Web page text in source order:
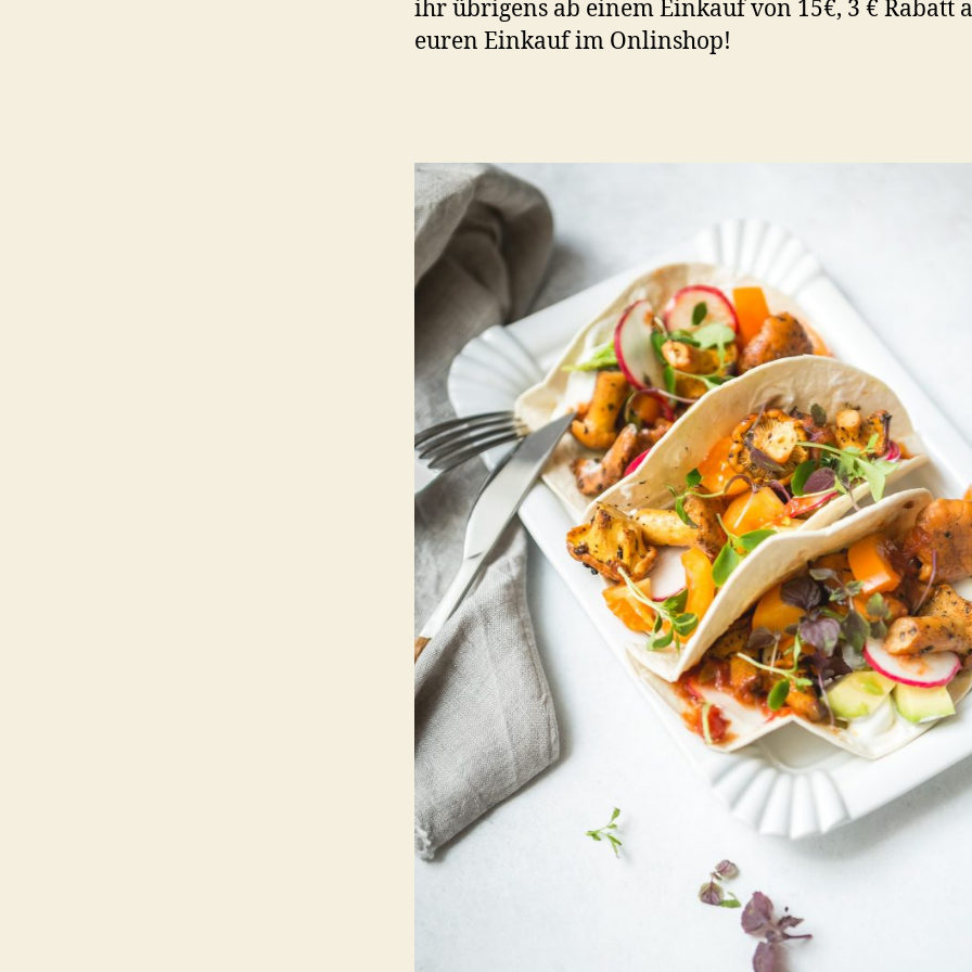
ihr übrigens ab einem Einkauf von 15€, 3 € Rabatt
euren Einkauf im Onlinshop!